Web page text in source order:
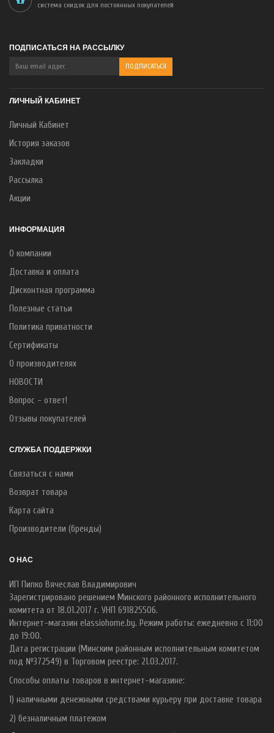
система скидок для постоянных покупателей
ПОДПИСАТЬСЯ НА РАССЫЛКУ
ЛИЧНЫЙ КАБИНЕТ
Личный Кабинет
История заказов
Закладки
Рассылка
Акции
ИНФОРМАЦИЯ
О компании
Доставка и оплата
Дисконтная программа
Полезные статьи
Политика приватности
Сертификаты
О производителях
НОВОСТИ
Вопрос - ответ!
Отзывы покупателей
СЛУЖБА ПОДДЕРЖКИ
Связаться с нами
Возврат товара
Карта сайта
Производители (бренды)
О НАС
ИП Пипко Вячеслав Владимирович
Зарегистрировано решением Минского районного исполнительного
комитета от 18.01.2017 г. УНП 691825506.
Интернет-магазин elassiohome.by. Режим работы: ежедневно с 11:00
до 19:00.
Дата регистрации (Минским районным исполнительным комитетом
под №372549) в Торговом реестре: 21.03.2017.
Способы оплаты товаров в интернет-магазине:
1) наличными денежными средствами курьеру при доставке товара
2) безналичным платежом